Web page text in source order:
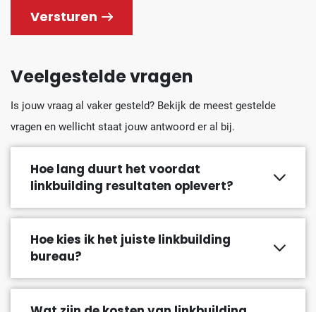
Versturen
Veelgestelde vragen
Is jouw vraag al vaker gesteld? Bekijk de meest gestelde
vragen en wellicht staat jouw antwoord er al bij.
Hoe lang duurt het voordat
linkbuilding resultaten oplevert?
Hoe kies ik het juiste linkbuilding
bureau?